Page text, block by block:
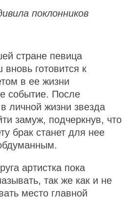
поклонников
стране певица
готовится к
в ее жизни
событие. После
личной жизни звезда
замуж, подчеркнув, что
брак станет для нее
артистка пока
так же как и не
место главной